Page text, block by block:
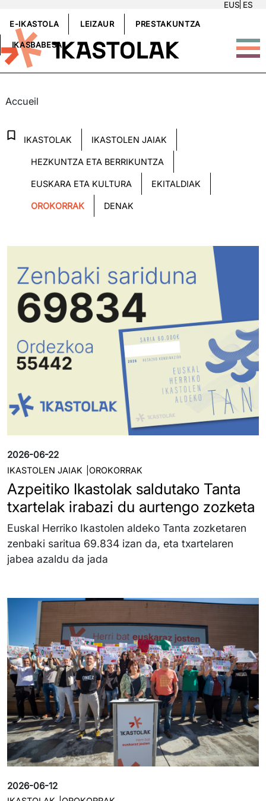
EUS ES
GOIBURUKOMENUA
E-IKASTOLA LEIZAUR PRESTAKUNTZA
IKASBABESA
ALBISTEAK
Accueil
Albiste kategoriak
IKASTOLAK IKASTOLEN JAIAK
HEZKUNTZA ETA BERRIKUNTZA
EUSKARA ETA KULTURA EKITALDIAK
OROKORRAK DENAK
2026-06-22
IKASTOLEN JAIAK OROKORRAK
Azpeitiko Ikastolak saldutako Tanta
txartelak irabazi du aurtengo zozketa
Euskal Herriko Ikastolen aldeko Tanta zozketaren
zenbaki saritua 69.834 izan da, eta txartelaren
jabea azaldu da jada
Irudia
2026-06-12